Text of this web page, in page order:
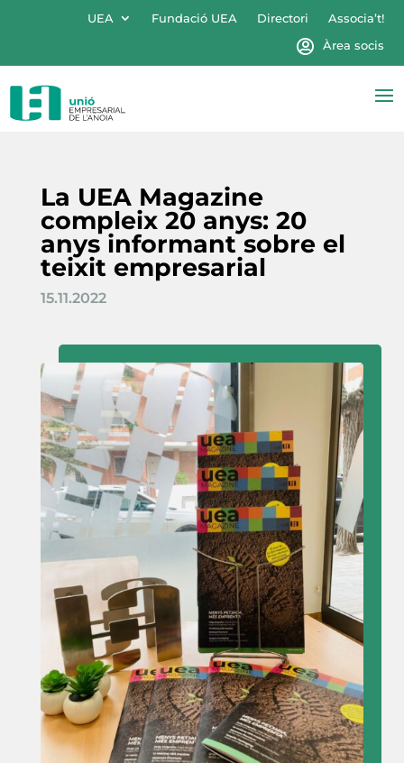
UEA Fundació UEA Directori
Associa’t!
Àrea socis
La UEA Magazine
compleix 20 anys: 20
anys informant sobre el
teixit empresarial
15.11.2022